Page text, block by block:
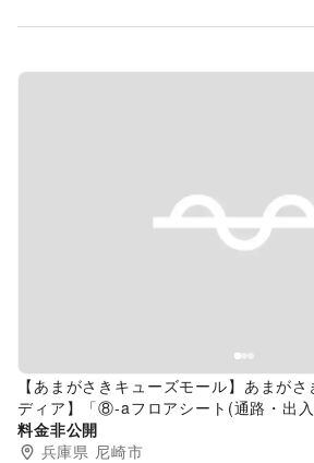
Previous slide
【あまがさきキューズモール】あまが
ディア】「⑧‐aフロアシート(通路・出入
料金非公開
兵庫県 尼崎市